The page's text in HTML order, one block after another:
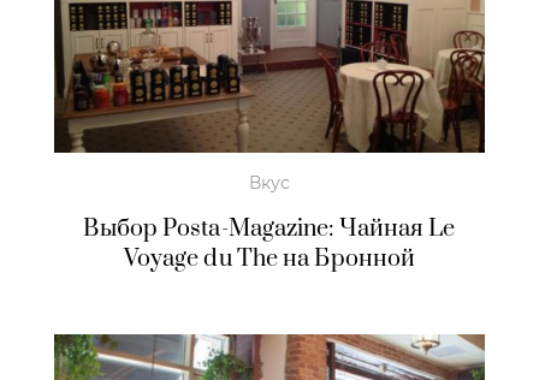
Вкус
Выбор Posta-Magazine: Чайная Le
Voyage du The на Бронной